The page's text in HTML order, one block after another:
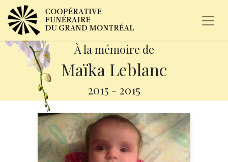
À la mémoire de
Maïka Leblanc
2015 - 2015